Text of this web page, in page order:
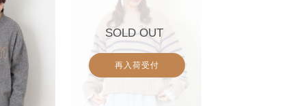
SOLD OUT
再入荷受付